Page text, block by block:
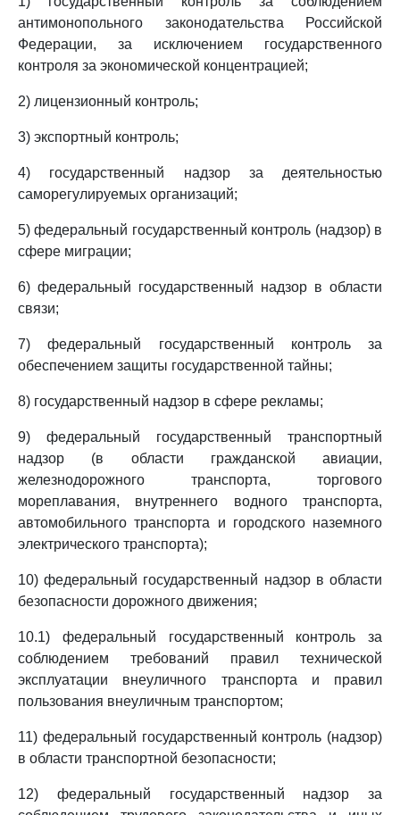
антимонопольного законодательства Российской
Федерации, за исключением государственного
контроля за экономической концентрацией;
2) лицензионный контроль;
3) экспортный контроль;
4) государственный надзор за деятельностью
саморегулируемых организаций;
5) федеральный государственный контроль (надзор) в
сфере миграции;
6) федеральный государственный надзор в области
связи;
7) федеральный государственный контроль за
обеспечением защиты государственной тайны;
8) государственный надзор в сфере рекламы;
9) федеральный государственный транспортный
надзор (в области гражданской авиации,
железнодорожного транспорта, торгового
мореплавания, внутреннего водного транспорта,
автомобильного транспорта и городского наземного
электрического транспорта);
10) федеральный государственный надзор в области
безопасности дорожного движения;
10.1) федеральный государственный контроль за
соблюдением требований правил технической
эксплуатации внеуличного транспорта и правил
пользования внеуличным транспортом;
11) федеральный государственный контроль (надзор)
в области транспортной безопасности;
12) федеральный государственный надзор за